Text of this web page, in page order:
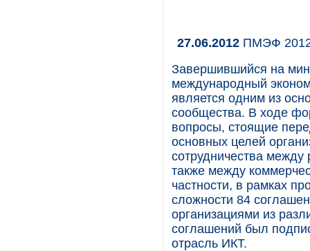
27.06.2012 ПМЭФ 2012
Завершившийся на
международный
является одним из
сообщества. В ходе
вопросы, стоящие
основных целей
сотрудничества
также между
частности, в рамках
сложности 84
организациями из
соглашений был
отрасль ИКТ.